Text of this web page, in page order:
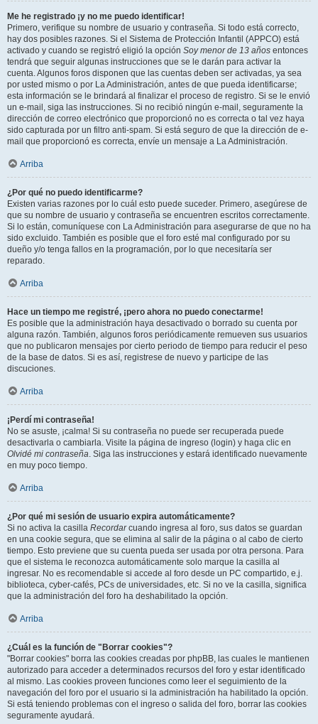
Me he registrado ¡y no me puedo identificar!
Primero, verifique su nombre de usuario y contraseña. Si todo está correcto,
hay dos posibles razones. Si el Sistema de Protección Infantil (APPCO) está
activado y cuando se registró eligió la opción Soy menor de 13 años entonces
tendrá que seguir algunas instrucciones que se le darán para activar la
cuenta. Algunos foros disponen que las cuentas deben ser activadas, ya sea
por usted mismo o por La Administración, antes de que pueda identificarse;
esta información se le brindará al finalizar el proceso de registro. Si se le envió
un e-mail, siga las instrucciones. Si no recibió ningún e-mail, seguramente la
dirección de correo electrónico que proporcionó no es correcta o tal vez haya
sido capturada por un filtro anti-spam. Si está seguro de que la dirección de e-
mail que proporcionó es correcta, envíe un mensaje a La Administración.
Arriba
¿Por qué no puedo identificarme?
Existen varias razones por lo cuál esto puede suceder. Primero, asegúrese de
que su nombre de usuario y contraseña se encuentren escritos correctamente.
Si lo están, comuníquese con La Administración para asegurarse de que no ha
sido excluido. También es posible que el foro esté mal configurado por su
dueño y/o tenga fallos en la programación, por lo que necesitaría ser
reparado.
Arriba
Hace un tiempo me registré, ¡pero ahora no puedo conectarme!
Es posible que la administración haya desactivado o borrado su cuenta por
alguna razón. También, algunos foros periódicamente remueven sus usuarios
que no publicaron mensajes por cierto periodo de tiempo para reducir el peso
de la base de datos. Si es así, registrese de nuevo y participe de las
discuciones.
Arriba
¡Perdí mi contraseña!
No se asuste, ¡calma! Si su contraseña no puede ser recuperada puede
desactivarla o cambiarla. Visite la página de ingreso (login) y haga clic en
Olvidé mi contraseña. Siga las instrucciones y estará identificado nuevamente
en muy poco tiempo.
Arriba
¿Por qué mi sesión de usuario expira automáticamente?
Si no activa la casilla Recordarcuando ingresa al foro, sus datos se guardan
en una cookie segura, que se elimina al salir de la página o al cabo de cierto
tiempo. Esto previene que su cuenta pueda ser usada por otra persona. Para
que el sistema le reconozca automáticamente solo marque la casilla al
ingresar. No es recomendable si accede al foro desde un PC compartido, e.j.
biblioteca, cyber-cafés, PCs de universidades, etc. Si no ve la casilla, significa
que la administración del foro ha deshabilitado la opción.
Arriba
¿Cuál es la función de "Borrar cookies"?
"Borrar cookies" borra las cookies creadas por phpBB, las cuales le mantienen
autorizado para acceder a determinados recursos del foro y estar identificado
al mismo. Las cookies proveen funciones como leer el seguimiento de la
navegación del foro por el usuario si la administración ha habilitado la opción.
Si está teniendo problemas con el ingreso o salida del foro, borrar las cookies
seguramente ayudará.